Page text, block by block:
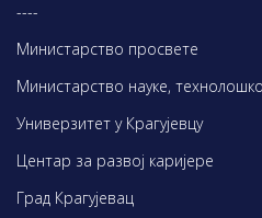
----
Министарство просвете
Министарство науке,
Универзитет у Крагујевцу
Центар за развој каријере
Град Крагујевац